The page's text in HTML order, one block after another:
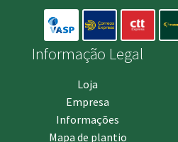
Informação Legal
Loja
Empresa
Informações
Mapa de plantio